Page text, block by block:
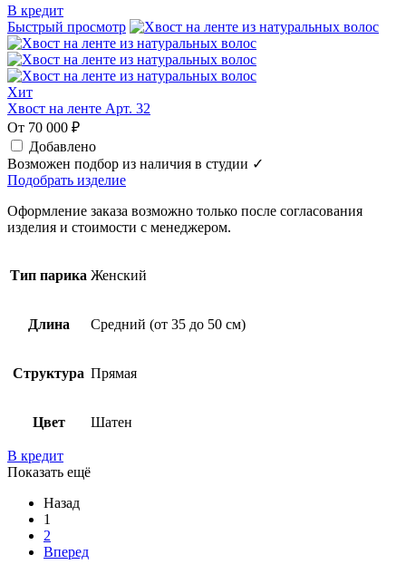
В кредит
Быстрый просмотр
Хит
Хвост на ленте Арт. 32
От 70 000 ₽
Добавлено
Возможен подбор из наличия в студии ✓
Подобрать изделие
Оформление заказа возможно только после согласования
изделия и стоимости с менеджером.
Тип парика Женский
Длина Средний (от 35 до 50 см)
Структура Прямая
Цвет Шатен
В кредит
Показать ещё
Назад
1
2
Вперед